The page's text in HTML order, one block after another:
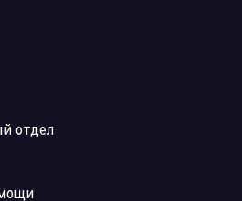
отдел